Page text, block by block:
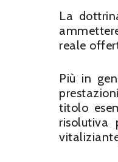
La
reale
Più in
titolo